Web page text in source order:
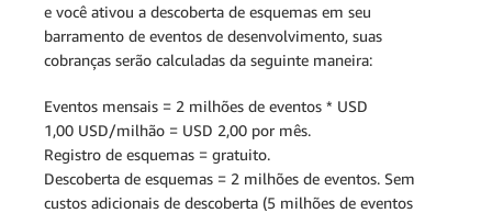
e você ativou a descoberta de esquemas em seu
barramento de eventos de desenvolvimento, suas
cobranças serão calculadas da seguinte maneira:
Eventos mensais = 2 milhões de eventos * USD
1,00 USD/milhão = USD 2,00 por mês.
Registro de esquemas = gratuito.
Descoberta de esquemas = 2 milhões de eventos. Sem
custos adicionais de descoberta (5 milhões de eventos